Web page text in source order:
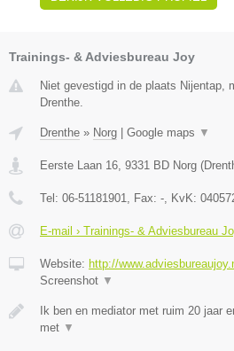
Trainings- & Adviesbureau Joy
Niet gevestigd in de plaats Nijentap,
Drenthe.
Drenthe » Norg Google maps ▼
Eerste Laan 16, 9331 BD Norg (
Tel: 06-51181901, Fax: -, KvK:
E-mail › Trainings- & Adviesbureau
Website: http://
Screenshot ▼
Ik ben en mediator met ruim 20 jaar
met ▼